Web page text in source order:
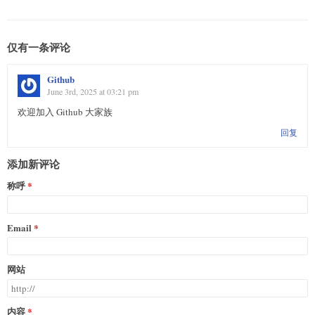
仅有一条评论
Github
June 3rd, 2025 at 03:21 pm
欢迎加入 Github 大家族
回复
添加新评论
称呼
Email
网站
内容